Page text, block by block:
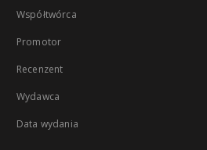
Współtwórca
Promotor
Recenzent
Wydawca
Data wydania